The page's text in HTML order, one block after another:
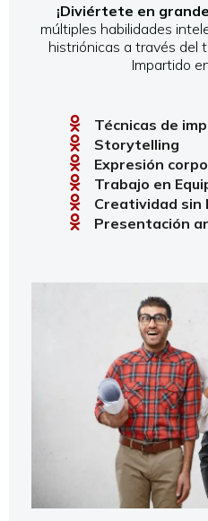
¡Diviértete en
múltiples habilidades
histriónicas a través del
Impartido
Técnicas de
Storytelling
Expresión
Trabajo en
Creatividad sin
Presentación